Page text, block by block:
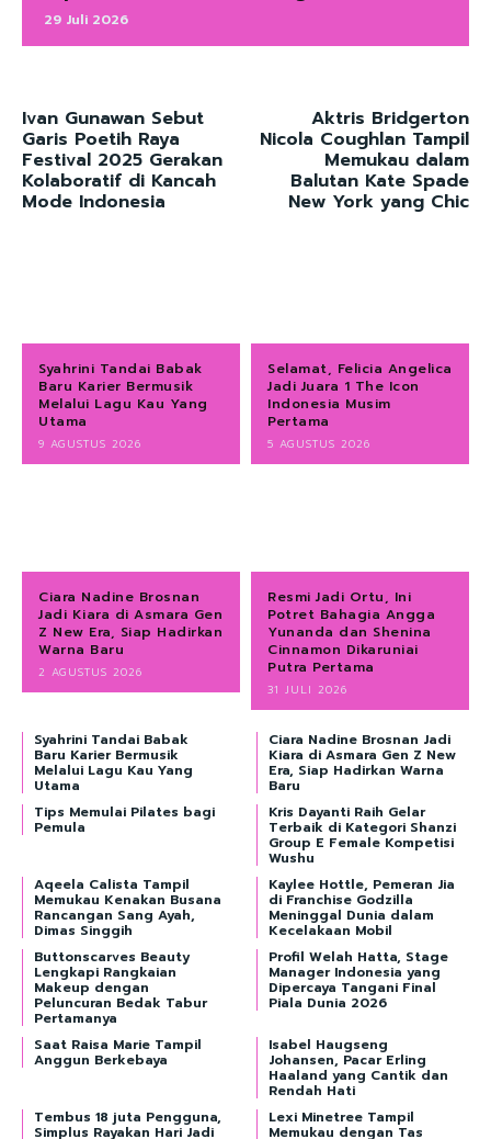
29 Juli 2026
Ivan Gunawan Sebut
Garis Poetih Raya
Festival 2025 Gerakan
Kolaboratif di Kancah
Mode Indonesia
Aktris Bridgerton
Nicola Coughlan Tampil
Memukau dalam
Balutan Kate Spade
New York yang Chic
Syahrini Tandai Babak
Baru Karier Bermusik
Melalui Lagu Kau Yang
Utama
9 AGUSTUS 2026
Selamat, Felicia Angelica
Jadi Juara 1 The Icon
Indonesia Musim
Pertama
5 AGUSTUS 2026
Ciara Nadine Brosnan
Jadi Kiara di Asmara Gen
Z New Era, Siap Hadirkan
Warna Baru
2 AGUSTUS 2026
Resmi Jadi Ortu, Ini
Potret Bahagia Angga
Yunanda dan Shenina
Cinnamon Dikaruniai
Putra Pertama
31 JULI 2026
Syahrini Tandai Babak
Baru Karier Bermusik
Melalui Lagu Kau Yang
Utama
Ciara Nadine Brosnan Jadi
Kiara di Asmara Gen Z New
Era, Siap Hadirkan Warna
Baru
Tips Memulai Pilates bagi
Pemula
Kris Dayanti Raih Gelar
Terbaik di Kategori Shanzi
Group E Female Kompetisi
Wushu
Aqeela Calista Tampil
Memukau Kenakan Busana
Rancangan Sang Ayah,
Dimas Singgih
Kaylee Hottle, Pemeran Jia
di Franchise Godzilla
Meninggal Dunia dalam
Kecelakaan Mobil
Buttonscarves Beauty
Lengkapi Rangkaian
Makeup dengan
Peluncuran Bedak Tabur
Pertamanya
Profil Welah Hatta, Stage
Manager Indonesia yang
Dipercaya Tangani Final
Piala Dunia 2026
Saat Raisa Marie Tampil
Anggun Berkebaya
Isabel Haugseng
Johansen, Pacar Erling
Haaland yang Cantik dan
Rendah Hati
Tembus 18 juta Pengguna,
Simplus Rayakan Hari Jadi
Lexi Minetree Tampil
Memukau dengan Tas